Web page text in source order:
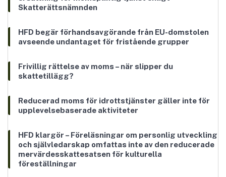
Skatterättsnämnden
HFD begär förhandsavgörande från EU-domstolen
avseende undantaget för fristående grupper
Frivillig rättelse av moms – när slipper du
skattetillägg?
Reducerad moms för idrottstjänster gäller inte för
upplevelsebaserade aktiviteter
HFD klargör – Föreläsningar om personlig utveckling
och självledarskap omfattas inte av den reducerade
mervärdesskattesatsen för kulturella
föreställningar